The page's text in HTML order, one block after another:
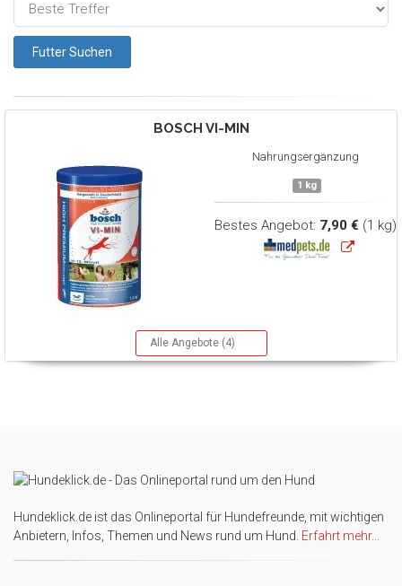
BOSCH VI-MIN
Nahrungsergänzung
1 kg
Bestes Angebot: 7,90 € (1 kg)
Alle Angebote (4)
Hundeklick.de ist das Onlineportal für Hundefreunde, mit wichtigen
Anbietern, Infos, Themen und News rund um Hund. Erfahrt mehr...